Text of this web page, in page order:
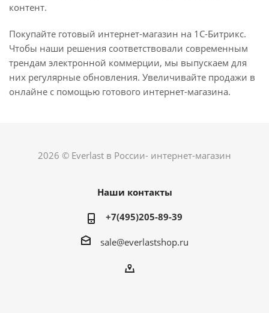
контент.
Покупайте готовый интернет-магазин на 1С-Битрикс.
Чтобы наши решения соответствовали современным
трендам электронной коммерции, мы выпускаем для
них регулярные обновления. Увеличивайте продажи в
онлайне с помощью готового интернет-магазина.
2026 © Everlast в России- интернет-магазин
Наши контакты
+7(495)205-89-39
sale@everlastshop.ru